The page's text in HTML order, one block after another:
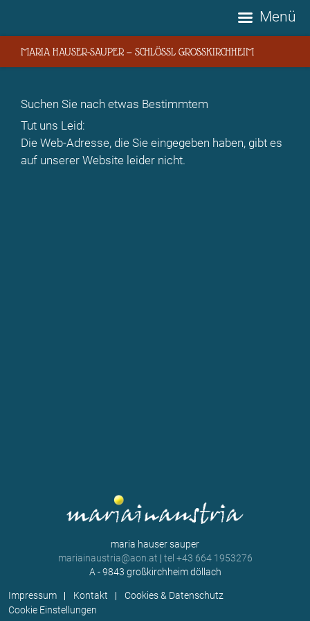
MARIA HAUSER-SAUPER — SCHLÖSSL GROSSKIRCHHEIM
Menü
Suchen Sie nach etwas Bestimmtem
Tut uns Leid:
Die Web-Adresse, die Sie eingegeben haben, gibt es
auf unserer Website leider nicht.
maria hauser sauper
mariainaustria@aon.at | tel +43 664 1953276
A - 9843 großkirchheim döllach
Impressum Kontakt
Cookies & Datenschutz
Cookie Einstellungen